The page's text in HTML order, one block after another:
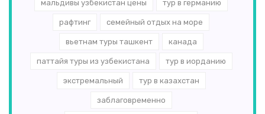
мальдивы узбекистан цены тур в германию
рафтинг семейный отдых на море
вьетнам туры ташкент канада
паттайя туры из узбекистана тур в иорданию
экстремальный тур в казахстан
заблаговременно